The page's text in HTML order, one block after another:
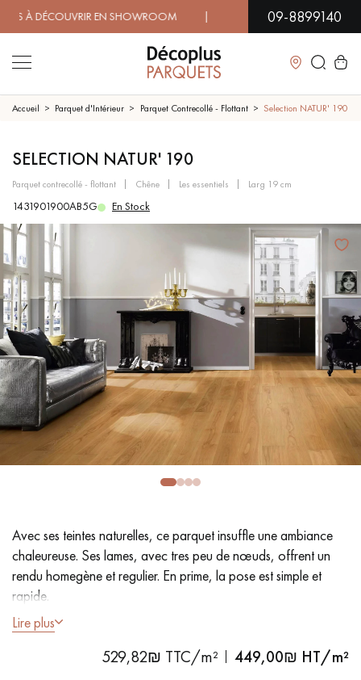
EN SHOWROOM | DISPONIBILITÉ09-8899140
Fermer
LES RECHERCHES LES PLUS COURANTES
SOL PLAQUÉ BOIS VERITABLES
PARQUETS À MOTIFS
TRADITIONNELS
PARQUET EN BOIS EXOTIQUE PARQUET VERNIS
PARQUET HUILÉ PARQUET EN BOIS BRUT
PARQUET VIEILLI PARQUET EN CHÊNE FUMÉ
PARQUET LAMES LARGES XXL PARQUET EN CHÊNE
ACCESSOIRES PARQUET
Nos conseillers sont disponibles au
09-8899140
Accueil Parquet d'Intérieur Parquet Contrecollé - Flottant Selection NATUR' 190
SELECTION NATUR' 190
parquet contrecollé - flottant chêne les essentiels larg 19 cm
1431901900AB5G En Stock
Avec ses teintes naturelles, ce parquet insuffle une ambiance
chaleureuse. Ses lames, avec tres peu de nœuds, offrent un
rendu homegène et regulier. En prime, la pose est simple et
rapide.
- Larmes largeur XL 19 cm
- Vernis extra mat
Lire plus
529,82₪ TTC/m² 449,00₪ HT/m²